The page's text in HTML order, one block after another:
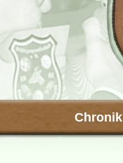
Chronik